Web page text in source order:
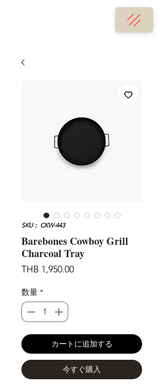
SKU： CKW-443
Barebones Cowboy Grill
Charcoal Tray
THB 1,950.00価
数量 *
カートに追加する
今すぐ購入